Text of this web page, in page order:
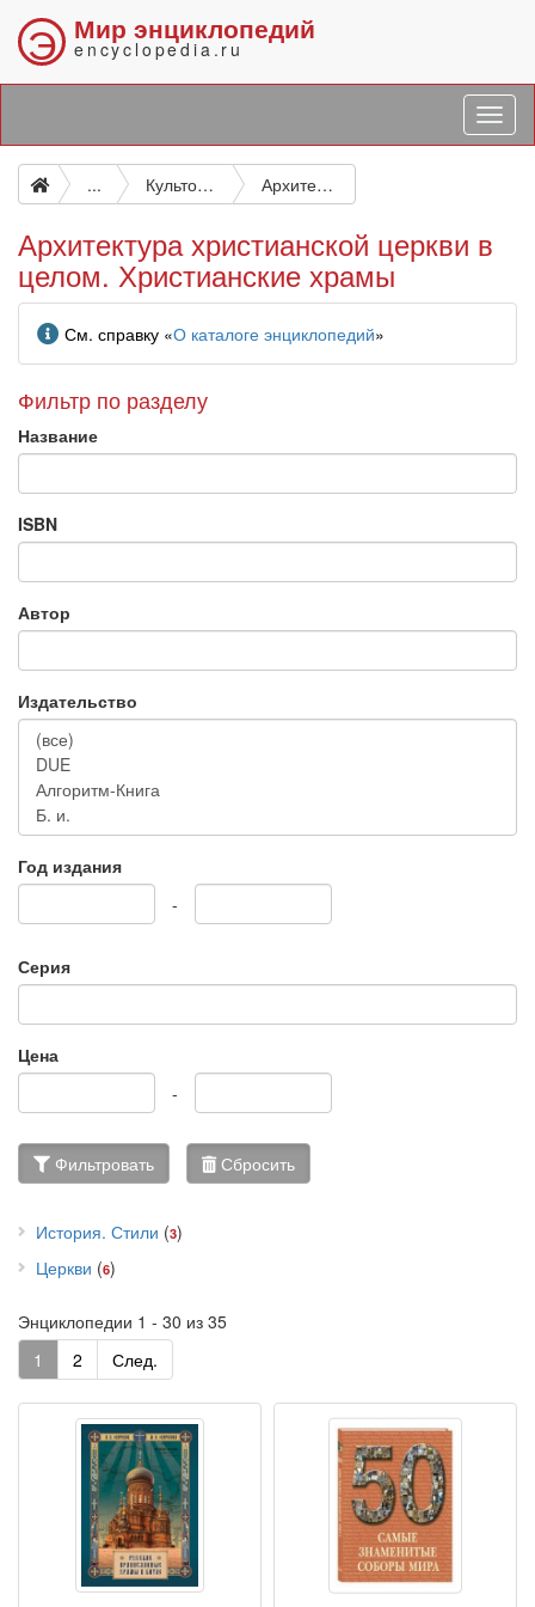
Э Мир энциклопедий
encyclopedia.ru
... Культовые здания и сооружения. Священные и погребальные здания Архитектура христианской церкви в целом. Христианские храмы
Архитектура христианской церкви в
целом. Христианские храмы
Информация
См. справку «О каталоге энциклопедий»
Фильтр по разделу
Название
ISBN
Автор
Издательство
Год издания
-
Серия
Цена
-
Фильтровать Сбросить
История. Стили (3)
Церкви (6)
Энциклопедии 1 - 30 из 35
1
2 След.